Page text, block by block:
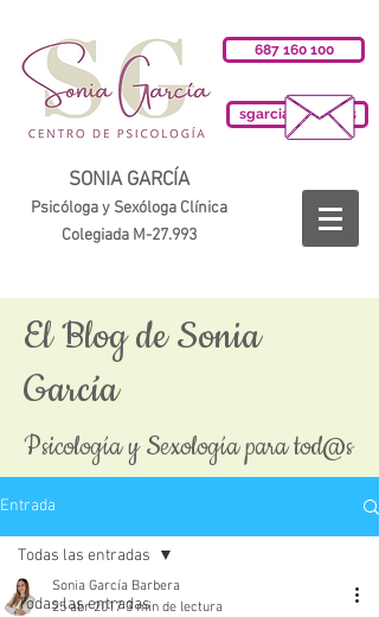
687 160 100
sgarciab@cop.es
SONIA GARCÍA
Psicóloga y Sexóloga Clínica
Colegiada M-27.993
El Blog de Sonia
García
Psicología y Sexología para tod@s
Entrada
Todas las entradas
Todas las entradas
Sonia García Barbera
25 abr 2017 3 min de lectura